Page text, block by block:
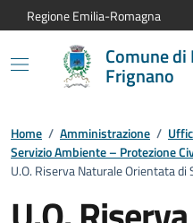
Vai al contenuto principale
Vai alla navigazione del sito
Vai al piede di pagina
Regione Emilia-Romagna
Comune
Frignano
Home / Amministrazione /
Servizio Ambiente – Protezione
U.O. Riserva Naturale Orientata di